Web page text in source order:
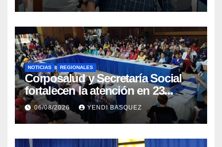
NOTICIAS REGIONALES
Corposalud y Secretaría Social
fortalecen la atención en 23
municipios
06/08/2026 YENDI BASQUEZ